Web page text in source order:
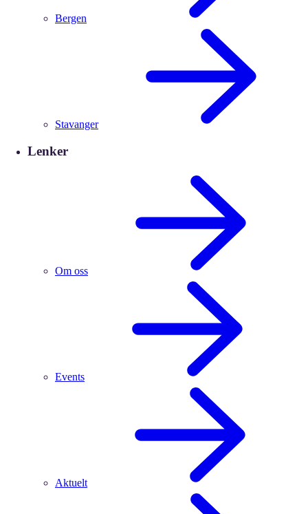
Bergen
Stavanger
Lenker
Om oss
Events
Aktuelt